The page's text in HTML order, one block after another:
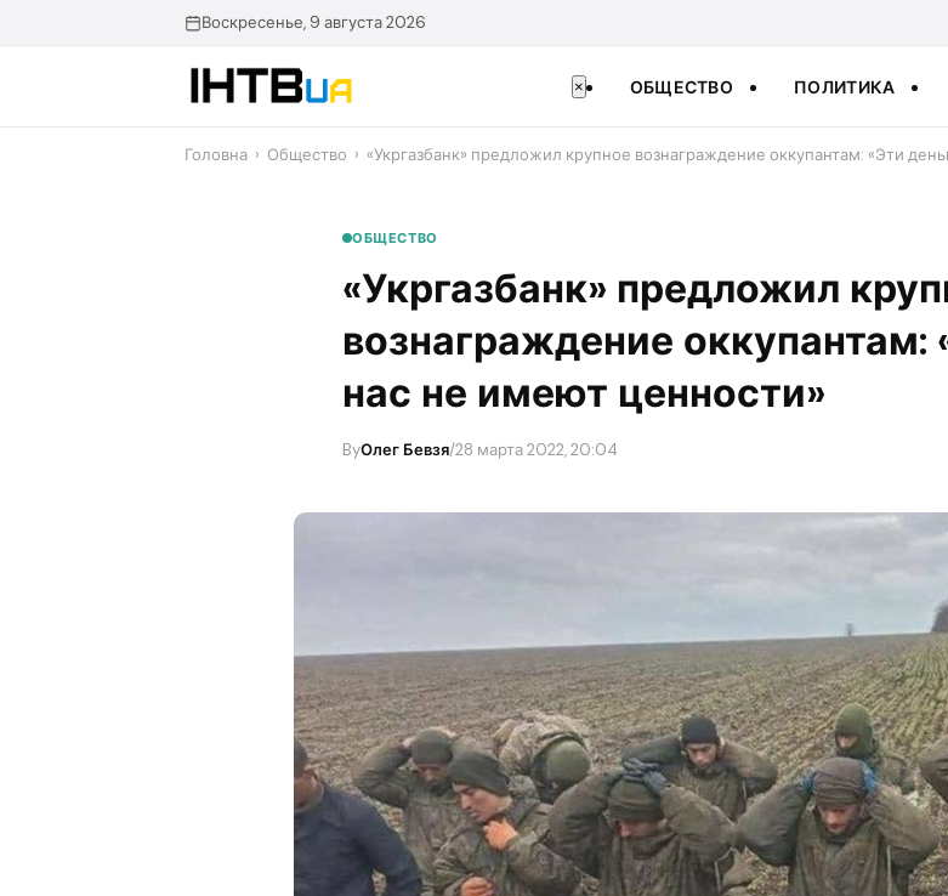
Воскресенье, 9 августа 2026
× ОБЩЕСТВО ПОЛИТИКА
Головна › Общество › «Укргазбанк» предложил крупное вознаграждение оккупантам: «Эти
ОБЩЕСТВО
«Укргазбанк» предложил
вознаграждение оккупантам:
нас не имеют ценности»
ByОлег Бевзя/28 марта 2022, 20:04